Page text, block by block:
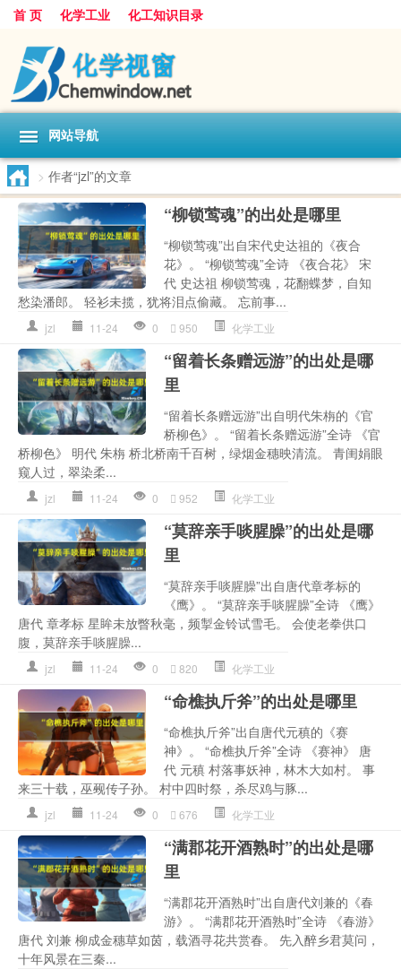
首 页 化学工业 化工知识目录
网站导航
> 作者“jzl”的文章
“柳锁莺魂”的出处是哪里
“柳锁莺魂”出自宋代史达祖的《夜合
花》。 “柳锁莺魂”全诗 《夜合花》 宋
代 史达祖 柳锁莺魂，花翻蝶梦，自知
愁染潘郎。 轻衫未揽，犹将泪点偷藏。 忘前事...
jzl 11-24 0 950 化学工业
“留着长条赠远游”的出处是哪
里
“留着长条赠远游”出自明代朱栴的《官
桥柳色》。 “留着长条赠远游”全诗 《官
桥柳色》 明代 朱栴 桥北桥南千百树，绿烟金穗映清流。 青闺娟眼
窥人过，翠染柔...
jzl 11-24 0 952 化学工业
“莫辞亲手啖腥臊”的出处是哪
里
“莫辞亲手啖腥臊”出自唐代章孝标的
《鹰》。 “莫辞亲手啖腥臊”全诗 《鹰》
唐代 章孝标 星眸未放瞥秋毫，频掣金铃试雪毛。 会使老拳供口
腹，莫辞亲手啖腥臊...
jzl 11-24 0 820 化学工业
“命樵执斤斧”的出处是哪里
“命樵执斤斧”出自唐代元稹的《赛
神》。 “命樵执斤斧”全诗 《赛神》 唐
代 元稹 村落事妖神，林木大如村。 事
来三十载，巫觋传子孙。 村中四时祭，杀尽鸡与豚...
jzl 11-24 0 676 化学工业
“满郡花开酒熟时”的出处是哪
里
“满郡花开酒熟时”出自唐代刘兼的《春
游》。 “满郡花开酒熟时”全诗 《春游》
唐代 刘兼 柳成金穗草如茵，载酒寻花共赏春。 先入醉乡君莫问，
十年风景在三秦...